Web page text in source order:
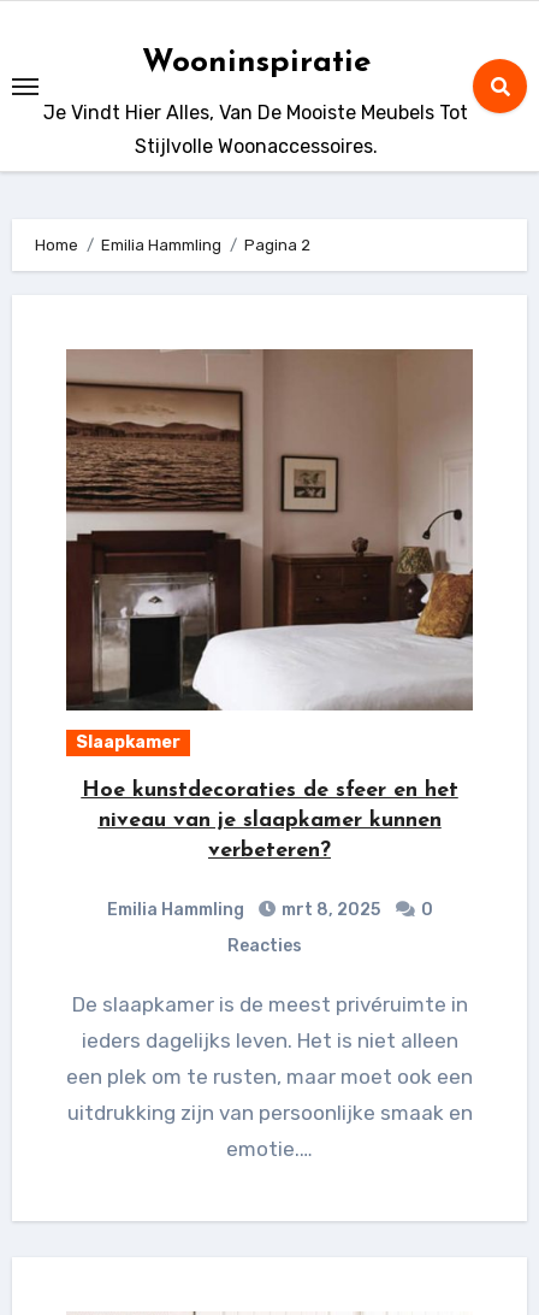
de
inhoud
Wooninspiratie
Je Vindt Hier Alles, Van De Mooiste Meubels Tot
Stijlvolle Woonaccessoires.
Home Emilia Hammling Pagina 2
Slaapkamer
Hoe kunstdecoraties de sfeer en het
niveau van je slaapkamer kunnen
verbeteren?
Emilia Hammling mrt 8, 2025
0
Reacties
De slaapkamer is de meest privéruimte in
ieders dagelijks leven. Het is niet alleen
een plek om te rusten, maar moet ook een
uitdrukking zijn van persoonlijke smaak en
emotie.…